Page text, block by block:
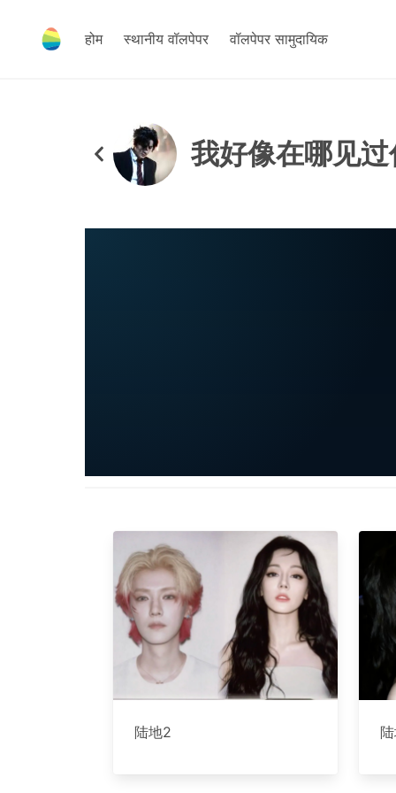
होम स्थानीय वॉलपेपर वॉलपेपर सामुदायिक
我好像在哪见过
陆地2